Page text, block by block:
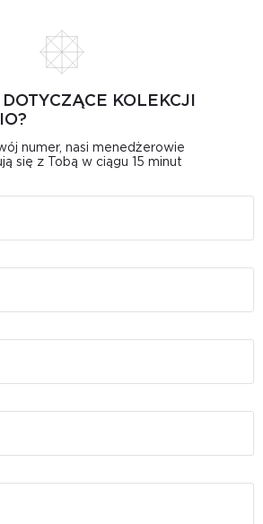
KOLEKCJI
numer, nasi menedżerowie
się z Tobą w ciągu 15 minut